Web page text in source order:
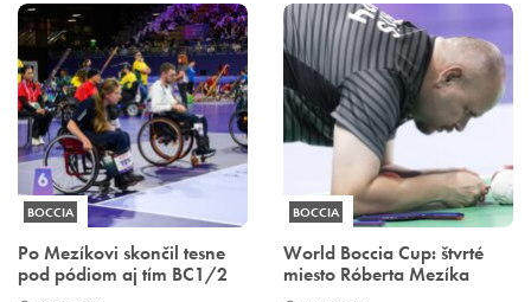
BOCCIA
Po Mezíkovi skončil tesne
pod pódiom aj tím BC1/2
BOCCIA
World Boccia Cup: štvrté
miesto Róberta Mezíka